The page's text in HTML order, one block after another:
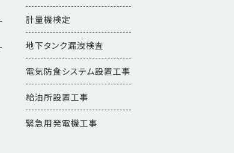
計量機検定
地下タンク漏洩検査
電気防食システム設置工事
給油所設置工事
緊急用発電機工事